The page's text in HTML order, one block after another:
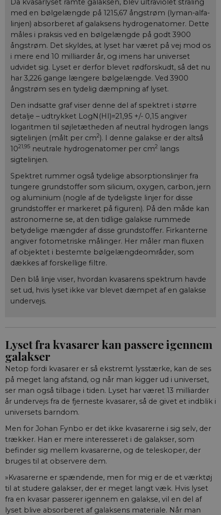
Da kvasarlyset ramte galaksen, blev ultraviolet stråling
med en bølgelængde på 1215,67 ångstrøm (lyman-alfa-
linjen) absorberet af galaksens hydrogenatomer. Dette
måles i praksis ved en bølgelængde på godt 3900
ångstrøm. Det skyldes, at lyset har været på vej mod os
i mere end 10 milliarder år, og imens har universet
udvidet sig. Lyset er derfor blevet rødforskudt, så det nu
har 3,226 gange længere bølgelængde. Ved 3900
ångstrøm ses en tydelig dæmpning af lyset.
Den indsatte graf viser denne del af spektret i større
detalje – udtrykket LogN(HI)=21,95 +/- 0,15 angiver
logaritmen til søjletætheden af neutral hydrogen langs
sigtelinjen (målt per cm2). I denne galakse er der altså
1021,95 neutrale hydrogenatomer per cm2 langs
sigtelinjen.
Spektret rummer også tydelige absorptionslinjer fra
tungere grundstoffer som silicium, oxygen, carbon, jern
og aluminium (nogle af de tydeligste linjer for disse
grundstoffer er markeret på figuren). På den måde kan
astronomerne se, at den tidlige galakse rummede
betydelige mængder af disse grundstoffer. Firkanterne
angiver fotometriske målinger. Her måler man fluxen
af objektet i bestemte bølgelængde­områder, som
dækkes af forskellige filtre.
Den blå linje viser, hvordan kvasarens spektrum havde
set ud, hvis lyset ikke var blevet dæmpet af en galakse
undervejs.
Lyset fra kvasarer kan passere igennem
galakser
Netop fordi kvasarer er så ekstremt lysstærke, kan de ses
på meget lang afstand, og når man kigger ud i universet,
ser man også tilbage i tiden. Lyset har været 13 milliarder
år undervejs fra de fjerneste kvasarer, så de givet et indblik i
universets barndom.
Men for Johan Fynbo er det ikke kvasarerne i sig selv, der
trækker. Han er mere interesseret i de galakser, som
befinder sig mellem kvasarerne, og de teleskoper, der
bruges til at observere dem.
»Kvasarerne er spændende, men for mig er de et værktøj
til at studere galakser, der er meget langt væk. Hvis lyset
fra en kvasar passerer igennem en galakse, vil en del af
lyset blive absorberet af galaksens materiale. Når man